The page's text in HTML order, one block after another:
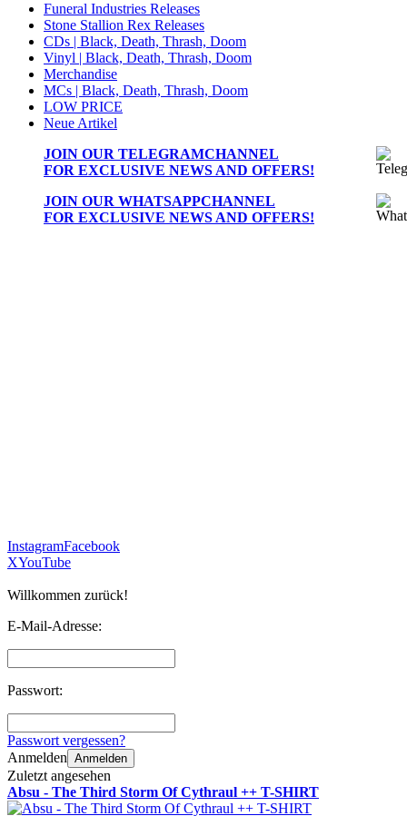
Funeral Industries Releases
Stone Stallion Rex Releases
CDs | Black, Death, Thrash, Doom
Vinyl | Black, Death, Thrash, Doom
Merchandise
MCs | Black, Death, Thrash, Doom
LOW PRICE
Neue Artikel
JOIN OUR TELEGRAMCHANNEL
FOR EXCLUSIVE NEWS AND OFFERS!
JOIN OUR WHATSAPPCHANNEL
FOR EXCLUSIVE NEWS AND OFFERS!
InstagramFacebook
XYouTube
Willkommen zurück!
E-Mail-Adresse:
Passwort:
Passwort vergessen?
Anmelden Anmelden
Zuletzt angesehen
Absu - The Third Storm Of Cythraul ++ T-SHIRT